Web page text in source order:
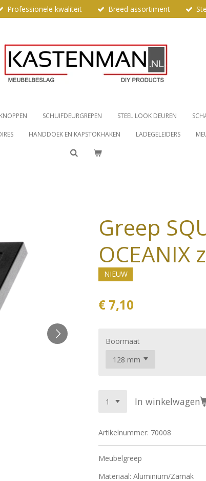
Professionele kwaliteit Breed assortiment
SCHUIFDEURGREPEN STEEL LOOK DEUREN
HANDDOEK EN KAPSTOKHAKEN LADEGELEIDERS
Greep
OCEANIX
NIEUW
€ 7,10
Boormaat
In winkelwagen
Artikelnummer: 70008
Meubelgreep
Materiaal: Aluminium/Zamak